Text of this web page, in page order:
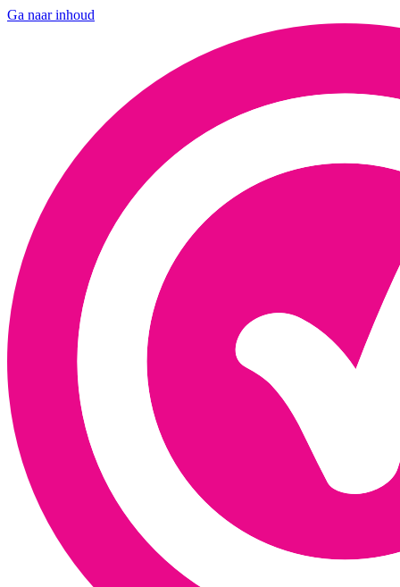
Ga naar inhoud